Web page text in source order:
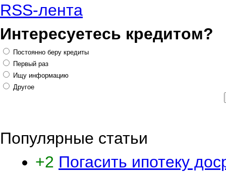
RSS-лента
Интересуетесь кредитом?
Постоянно беру кредиты
Первый раз
Ищу информацию
Другое
Популярные статьи
+2 Погасить ипотеку